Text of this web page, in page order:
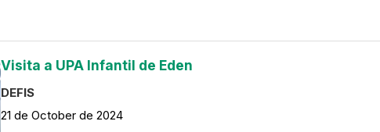
Visita a UPA Infantil de Eden
DEFIS
21 de October de 2024